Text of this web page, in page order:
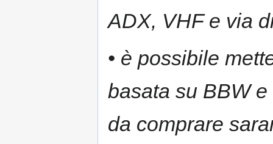
ADX, VHF e via
• è possibile
basata su BBW
da comprare